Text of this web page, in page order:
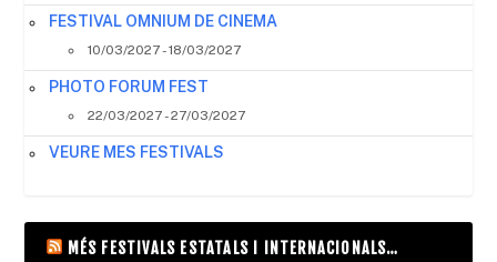
FESTIVAL OMNIUM DE CINEMA
10/03/2027 - 18/03/2027
PHOTO FORUM FEST
22/03/2027 - 27/03/2027
VEURE MES FESTIVALS
MÉS FESTIVALS ESTATALS I INTERNACIONALS…